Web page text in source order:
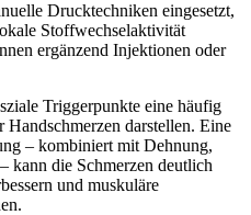
Drucktechniken eingesetzt,
Stoffwechselaktivität
ergänzend Injektionen oder
Triggerpunkte eine häufig
Handschmerzen darstellen. Eine
– kombiniert mit Dehnung,
kann die Schmerzen deutlich
und muskuläre